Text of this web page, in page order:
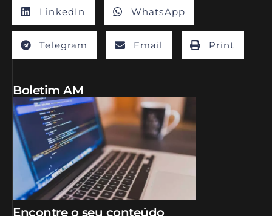
LinkedIn WhatsApp
Telegram Email Print
Boletim AM
Encontre o seu conteúdo